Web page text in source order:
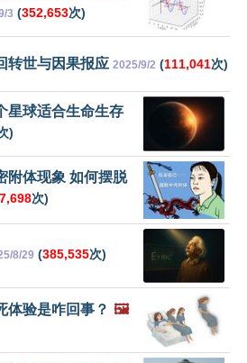
3 (352,653次)
转世与因果报应 2025/9/2 (111,041次)
星球适合生命生存
)
附体现象 如何摆脱
次)
8/29 (385,535次)
体验是咋回事？ 🖼️